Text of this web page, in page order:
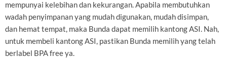
mempunyai kelebihan dan kekurangan. Apabila membutuhkan
wadah penyimpanan yang mudah digunakan, mudah disimpan,
dan hemat tempat, maka Bunda dapat memilih kantong ASI. Nah,
untuk membeli kantong ASI, pastikan Bunda memilih yang telah
berlabel BPA free ya.